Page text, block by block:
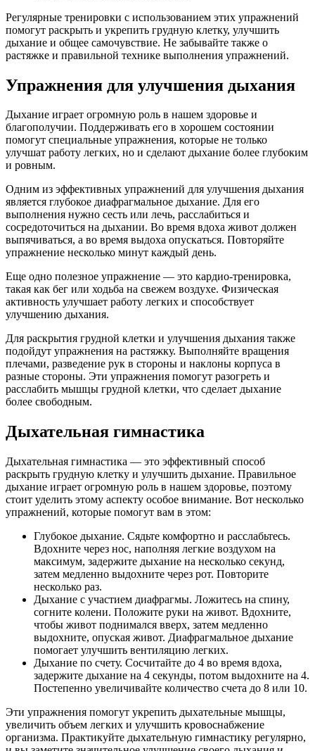
Регулярные тренировки с использованием этих упражнений
помогут раскрыть и укрепить грудную клетку, улучшить
дыхание и общее самочувствие. Не забывайте также о
растяжке и правильной технике выполнения упражнений.
Упражнения для улучшения дыхания
Дыхание играет огромную роль в нашем здоровье и
благополучии. Поддерживать его в хорошем состоянии
помогут специальные упражнения, которые не только
улучшат работу легких, но и сделают дыхание более глубоким
и ровным.
Одним из эффективных упражнений для улучшения дыхания
является глубокое диафрагмальное дыхание. Для его
выполнения нужно сесть или лечь, расслабиться и
сосредоточиться на дыхании. Во время вдоха живот должен
выпячиваться, а во время выдоха опускаться. Повторяйте
упражнение несколько минут каждый день.
Еще одно полезное упражнение — это кардио-тренировка,
такая как бег или ходьба на свежем воздухе. Физическая
активность улучшает работу легких и способствует
улучшению дыхания.
Для раскрытия грудной клетки и улучшения дыхания также
подойдут упражнения на растяжку. Выполняйте вращения
плечами, разведение рук в стороны и наклоны корпуса в
разные стороны. Эти упражнения помогут разогреть и
расслабить мышцы грудной клетки, что сделает дыхание
более свободным.
Дыхательная гимнастика
Дыхательная гимнастика — это эффективный способ
раскрыть грудную клетку и улучшить дыхание. Правильное
дыхание играет огромную роль в нашем здоровье, поэтому
стоит уделить этому аспекту особое внимание. Вот несколько
упражнений, которые помогут вам в этом:
Глубокое дыхание. Сядьте комфортно и расслабьтесь.
Вдохните через нос, наполняя легкие воздухом на
максимум, задержите дыхание на несколько секунд,
затем медленно выдохните через рот. Повторите
несколько раз.
Дыхание с участием диафрагмы. Ложитесь на спину,
согните колени. Положите руки на живот. Вдохните,
чтобы живот поднимался вверх, затем медленно
выдохните, опуская живот. Диафрагмальное дыхание
помогает улучшить вентиляцию легких.
Дыхание по счету. Сосчитайте до 4 во время вдоха,
задержите дыхание на 4 секунды, потом выдохните на 4.
Постепенно увеличивайте количество счета до 8 или 10.
Эти упражнения помогут укрепить дыхательные мышцы,
увеличить объем легких и улучшить кровоснабжение
организма. Практикуйте дыхательную гимнастику регулярно,